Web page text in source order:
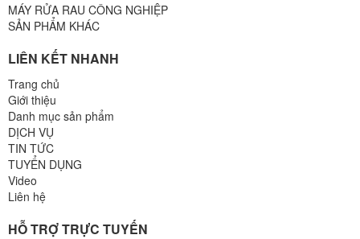
MÁY RỬA RAU CÔNG NGHIỆP
SẢN PHẨM KHÁC
LIÊN KẾT NHANH
Trang chủ
Giới thiệu
Danh mục sản phẩm
DỊCH VỤ
TIN TỨC
TUYỂN DỤNG
Video
Liên hệ
HỖ TRỢ TRỰC TUYẾN